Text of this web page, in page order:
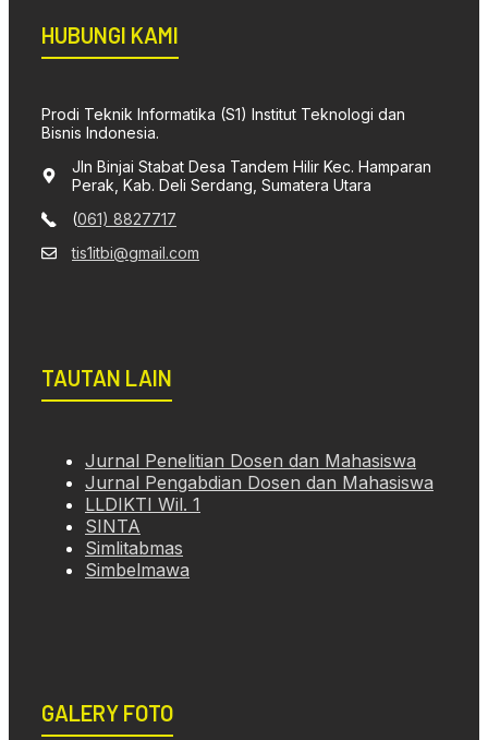
HUBUNGI KAMI
Prodi Teknik Informatika (S1) Institut Teknologi dan
Bisnis Indonesia.
Jln Binjai Stabat Desa Tandem Hilir Kec. Hamparan
Perak, Kab. Deli Serdang, Sumatera Utara
(061) 8827717
tis1itbi@gmail.com
TAUTAN LAIN
Jurnal Penelitian Dosen dan Mahasiswa
Jurnal Pengabdian Dosen dan Mahasiswa
LLDIKTI Wil. 1
SINTA
Simlitabmas
Simbelmawa
GALERY FOTO